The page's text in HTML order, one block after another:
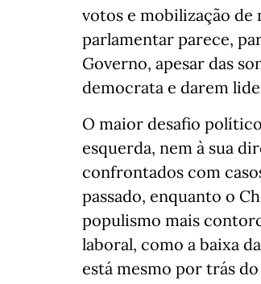
votos e mobilização de
parlamentar parece,
Governo, apesar das
democrata e darem
O maior desafio
esquerda, nem à sua
confrontados com
passado, enquanto o
populismo mais
laboral, como a baixa
está mesmo por trás